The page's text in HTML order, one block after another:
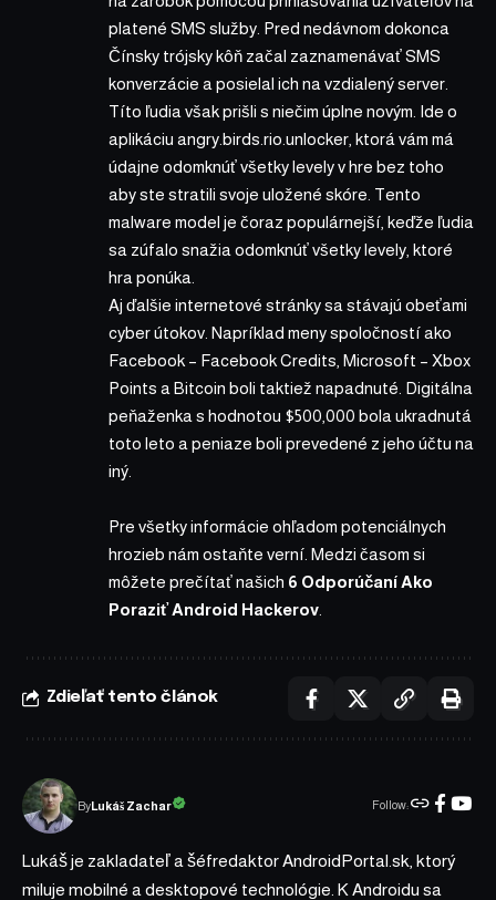
platené SMS služby. Pred nedávnom dokonca
Čínsky trójsky kôň začal zaznamenávať SMS
konverzácie a posielal ich na vzdialený server.
Títo ľudia však prišli s niečim úplne novým. Ide o
aplikáciu angry.birds.rio.unlocker, ktorá vám má
údajne odomknúť všetky levely v hre bez toho
aby ste stratili svoje uložené skóre. Tento
malware model je čoraz populárnejší, keďže ľudia
sa zúfalo snažia odomknúť všetky levely, ktoré
hra ponúka.
Aj ďalšie internetové stránky sa stávajú obeťami
cyber útokov. Napríklad meny spoločností ako
Facebook – Facebook Credits, Microsoft – Xbox
Points a Bitcoin boli taktiež napadnuté. Digitálna
peňaženka s hodnotou $500,000 bola ukradnutá
toto leto a peniaze boli prevedené z jeho účtu na
iný.
Pre všetky informácie ohľadom potenciálnych
hrozieb nám ostaňte verní. Medzi časom si
môžete prečítať našich 6 Odporúčaní Ako
Poraziť Android Hackerov
Zdieľať tento článok
ByLukáš Zachar Follow:
Lukáš je zakladateľ a šéfredaktor AndroidPortal.sk, ktorý
miluje mobilné a desktopové technológie. K Androidu sa